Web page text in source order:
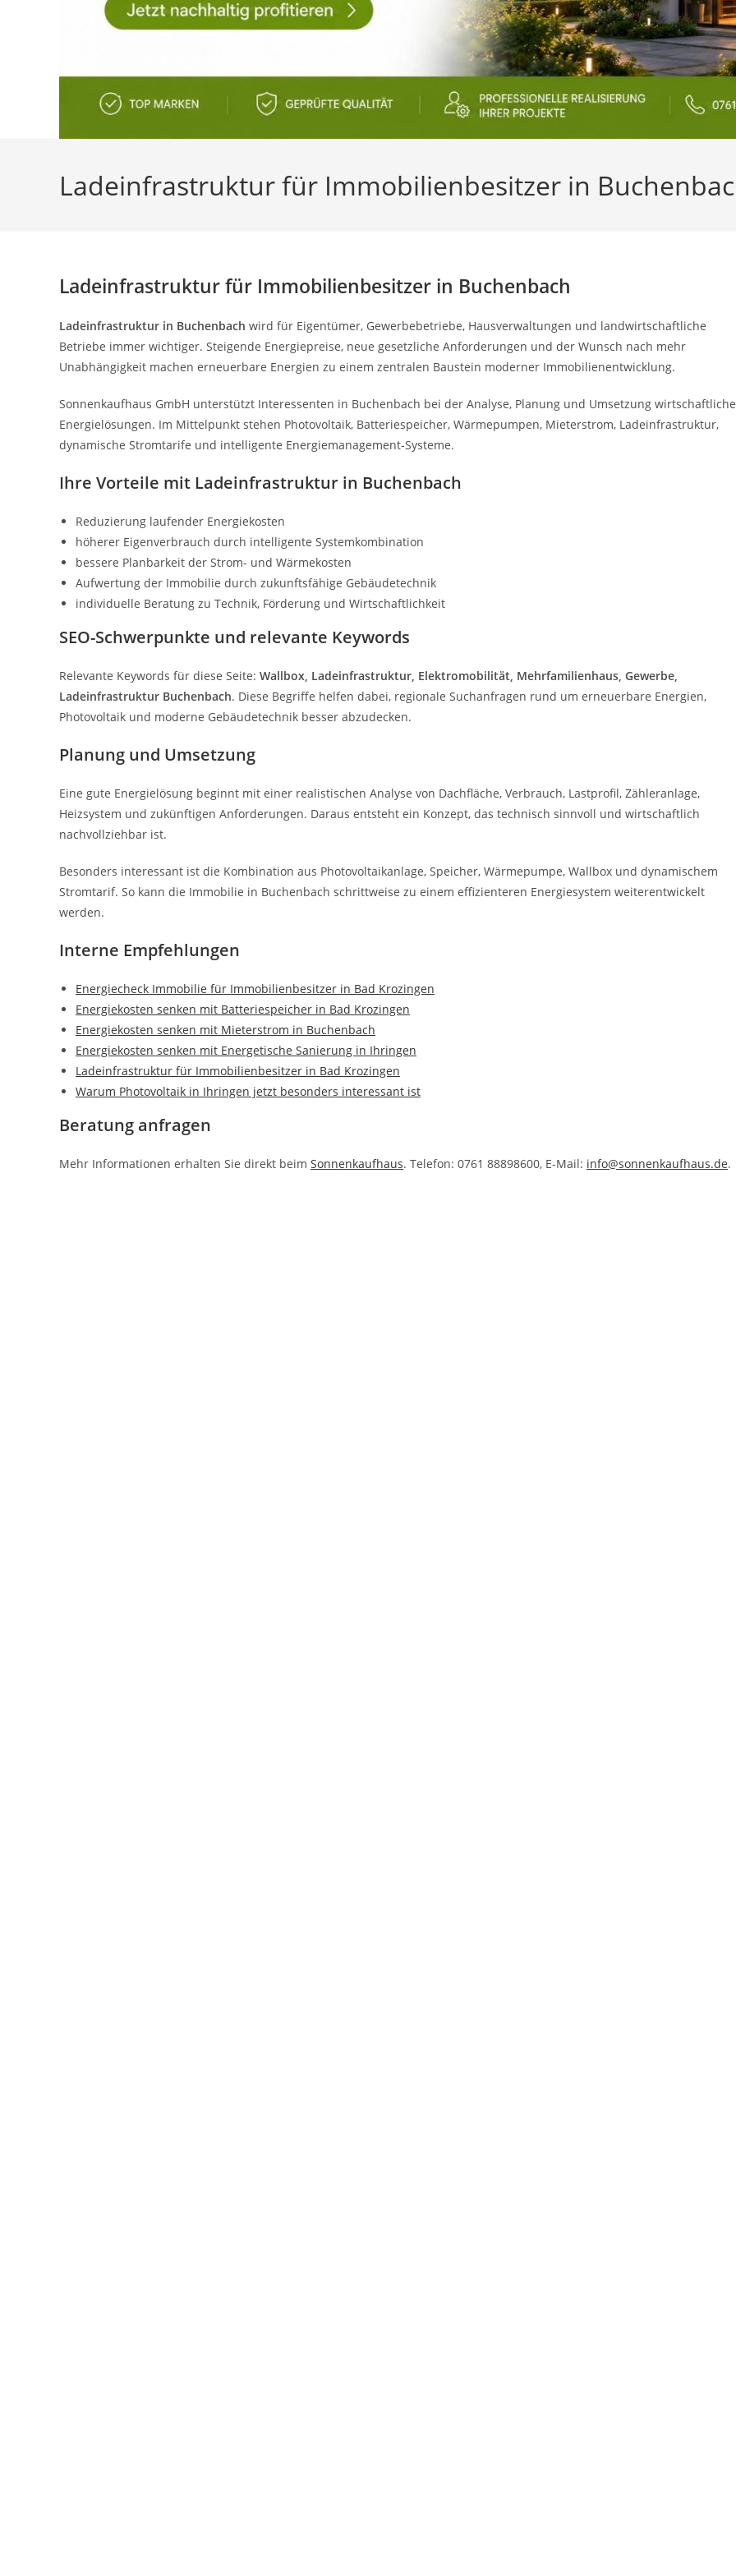
Ladeinfrastruktur für Immobilienbesitzer in
Ladeinfrastruktur für Immobilienbesitzer in Buchenbach
Ladeinfrastruktur in Buchenbach wird für Eigentümer, Gewerbebetriebe, Hausverwaltungen und landwirtschaftliche
Betriebe immer wichtiger. Steigende Energiepreise, neue gesetzliche Anforderungen und der Wunsch nach mehr
Unabhängigkeit machen erneuerbare Energien zu einem zentralen Baustein moderner Immobilienentwicklung.
Sonnenkaufhaus GmbH unterstützt Interessenten in Buchenbach bei der Analyse, Planung und Umsetzung
Energielösungen. Im Mittelpunkt stehen Photovoltaik, Batteriespeicher, Wärmepumpen, Mieterstrom, Ladeinfrastruktur,
dynamische Stromtarife und intelligente Energiemanagement-Systeme.
Ihre Vorteile mit Ladeinfrastruktur in Buchenbach
Reduzierung laufender Energiekosten
höherer Eigenverbrauch durch intelligente Systemkombination
bessere Planbarkeit der Strom- und Wärmekosten
Aufwertung der Immobilie durch zukunftsfähige Gebäudetechnik
individuelle Beratung zu Technik, Förderung und Wirtschaftlichkeit
SEO-Schwerpunkte und relevante Keywords
Relevante Keywords für diese Seite: Wallbox, Ladeinfrastruktur, Elektromobilität, Mehrfamilienhaus, Gewerbe,
Ladeinfrastruktur Buchenbach. Diese Begriffe helfen dabei, regionale Suchanfragen rund um erneuerbare Energien,
Photovoltaik und moderne Gebäudetechnik besser abzudecken.
Planung und Umsetzung
Eine gute Energielösung beginnt mit einer realistischen Analyse von Dachfläche, Verbrauch, Lastprofil, Zähleranlage,
Heizsystem und zukünftigen Anforderungen. Daraus entsteht ein Konzept, das technisch sinnvoll und wirtschaftlich
nachvollziehbar ist.
Besonders interessant ist die Kombination aus Photovoltaikanlage, Speicher, Wärmepumpe, Wallbox und dynamischem
Stromtarif. So kann die Immobilie in Buchenbach schrittweise zu einem effizienteren Energiesystem weiterentwickelt
werden.
Interne Empfehlungen
Energiecheck Immobilie für Immobilienbesitzer in Bad Krozingen
Energiekosten senken mit Batteriespeicher in Bad Krozingen
Energiekosten senken mit Mieterstrom in Buchenbach
Energiekosten senken mit Energetische Sanierung in Ihringen
Ladeinfrastruktur für Immobilienbesitzer in Bad Krozingen
Warum Photovoltaik in Ihringen jetzt besonders interessant ist
Beratung anfragen
Mehr Informationen erhalten Sie direkt beim Sonnenkaufhaus. Telefon: 0761 88898600, E-Mail: info@sonnenkaufhaus.de.